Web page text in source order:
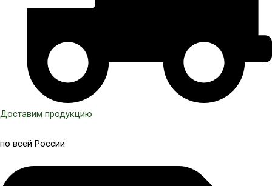
Доставим продукцию
по всей России